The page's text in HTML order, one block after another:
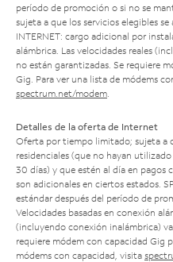
período de promoción o si no se
sujeta a que los servicios elegibles
INTERNET: cargo adicional por
alámbrica. Las velocidades reales
no están garantizadas. Se requiere
Gig. Para ver una lista de módems
spectrum.net/modem
Detalles de la oferta de Internet
Oferta por tiempo limitado; sujeta a
residenciales (que no hayan
30 días) y que estén al día en pagos
son adicionales en ciertos estados.
estándar después del período de
Velocidades basadas en conexión
(incluyendo conexión inalámbrica)
requiere módem con capacidad Gig
módems con capacidad, visita